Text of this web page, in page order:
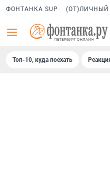
ФОНТАНКА SUP (ОТ)ЛИЧНЫЙ
Топ-10, куда поехать